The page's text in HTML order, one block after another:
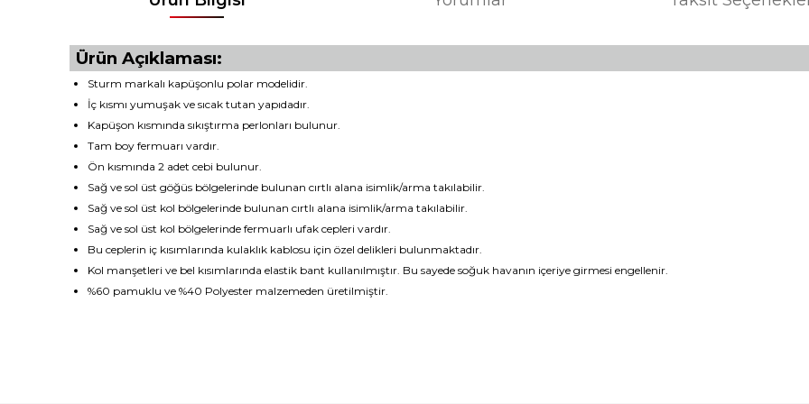
Ürün Açıklaması:
Sturm markalı kapüşonlu polar modelidir.
İç kısmı yumuşak ve sıcak tutan yapıdadır.
Kapüşon kısmında sıkıştırma perlonları bulunur.
Tam boy fermuarı vardır.
Ön kısmında 2 adet cebi bulunur.
Sağ ve sol üst göğüs bölgelerinde bulunan cırtlı alana isimlik/arma takılabilir.
Sağ ve sol üst kol bölgelerinde bulunan cırtlı alana isimlik/arma takılabilir.
Sağ ve sol üst kol bölgelerinde fermuarlı ufak cepleri vardır.
Bu ceplerin iç kısımlarında kulaklık kablosu için özel delikleri bulunmaktadır.
Kol manşetleri ve bel kısımlarında elastik bant kullanılmıştır. Bu sayede soğuk havanın içeriye girmesi engellenir.
%60 pamuklu ve %40 Polyester malzemeden üretilmiştir.